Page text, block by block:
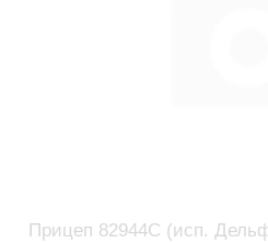
Прицеп 82944С (исп.